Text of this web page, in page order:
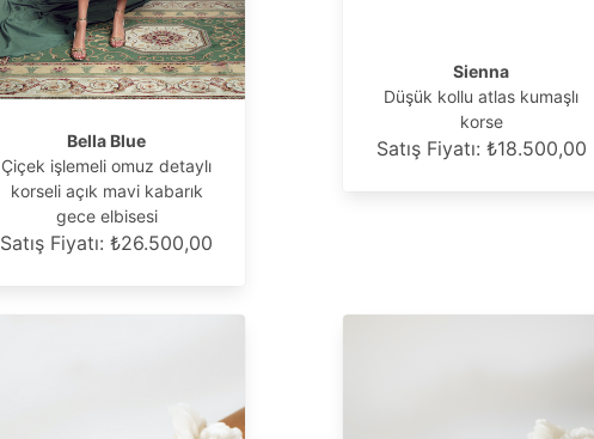
Bella Blue
Çiçek işlemeli omuz detaylı
korseli açık mavi kabarık
gece elbisesi
Satış Fiyatı: ₺26.500,00
Sienna
Düşük kollu atlas kumaşlı
korse
Satış Fiyatı: ₺18.500,00